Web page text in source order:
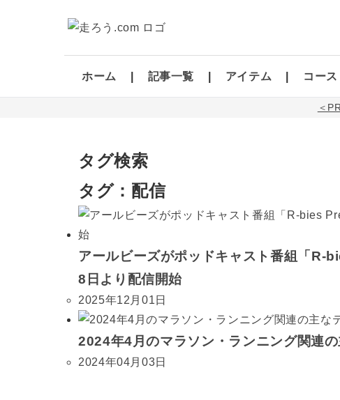
ホーム 記事一覧 アイテム コース
＜
タグ検索
タグ：配信
アールビーズがポッドキャスト番組「
8日より配信開始
2025年12月01日
2024年4月のマラソン・ランニング関連
2024年04月03日